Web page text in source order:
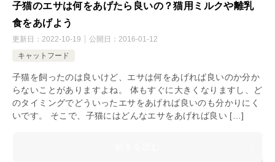
子猫のエサは何をあげたら良いの？猫用ミルクや離乳
食をあげよう
更新日： 2022-10-19 公開日： 2016-01-12
キャットフード
子猫を飼ったのは良いけど、エサは何をあげれば良いのか分か
らないことがありますよね。 体もすぐに大きくなりますし、ど
のタイミングでどういったエサをあげれば良いのも分かりにく
いです。 そこで、子猫にはどんなエサをあげれば良い […]